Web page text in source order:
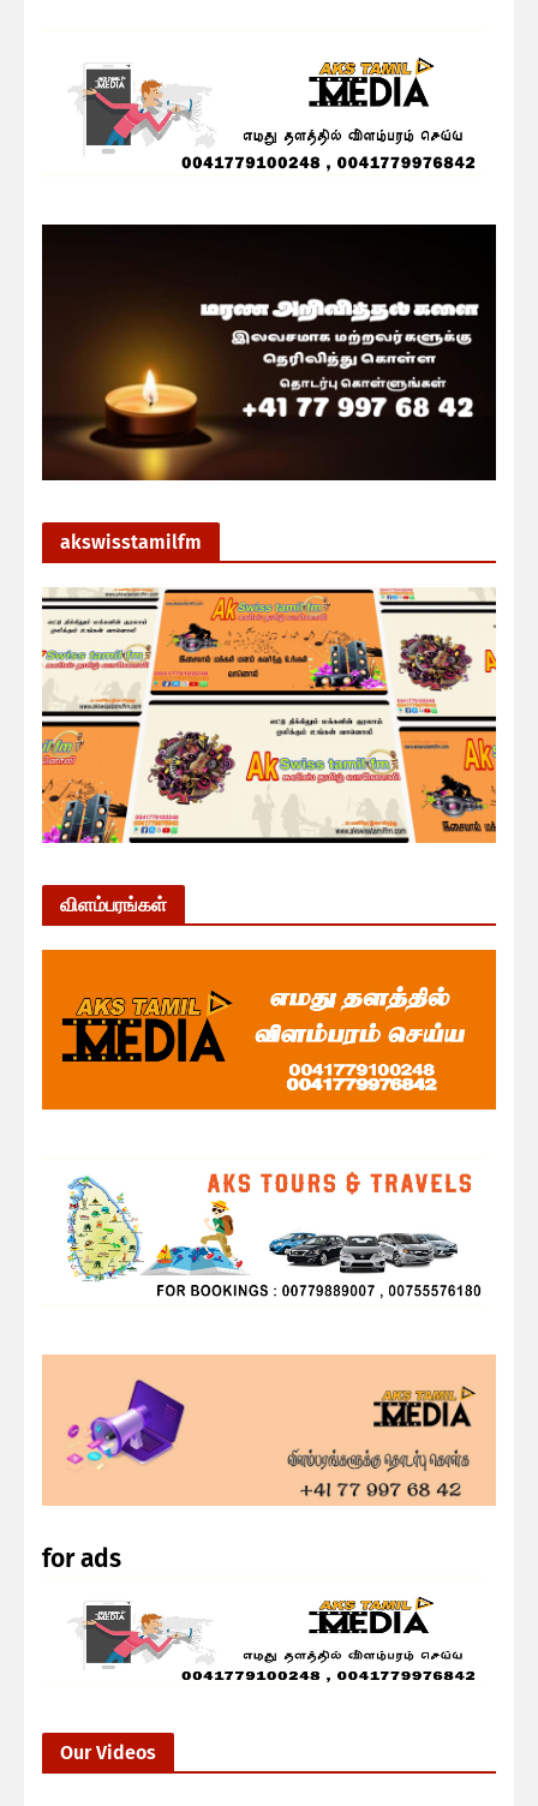
akswisstamilfm
விளம்பரங்கள்
for ads
Our Videos